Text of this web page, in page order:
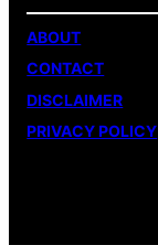
ABOUT
CONTACT
DISCLAIMER
PRIVACY POLICY